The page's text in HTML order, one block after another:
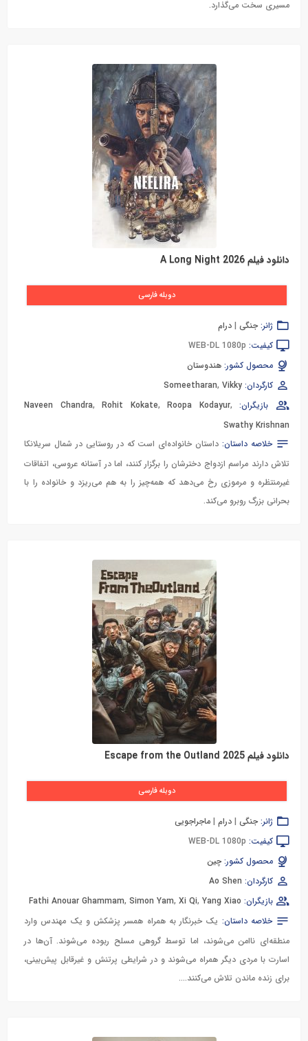
مسیری سخت می‌گذارد.
دانلود فیلم A Long Night 2026
دوبله فارسی
ژانر: جنگی | درام
کیفیت: WEB-DL 1080p
محصول کشور: هندوستان
کارگردان:
Someetharan, Vikky
بازیگران:
Naveen Chandra,Rohit Kokate,Roopa Kodayur,
Swathy Krishnan
خلاصه داستان: داستان خانواده‌ای است که در روستایی در شمال سریلانکا
تلاش دارند مراسم ازدواج دخترشان را برگزار کنند، اما در آستانه عروسی، اتفاقات
غیرمنتظره و مرموزی رخ می‌دهد که همه‌چیز را به هم می‌ریزد و خانواده را با
بحرانی بزرگ روبرو می‌کند.
دانلود فیلم Escape from the Outland 2025
دوبله فارسی
ژانر: جنگی | درام | ماجراجویی
کیفیت: WEB-DL 1080p
محصول کشور: چین
کارگردان: Ao Shen
بازیگران:
Fathi Anouar Ghammam, Simon Yam, Xi Qi, Yang Xiao
خلاصه داستان: یک خبرنگار به همراه همسر پزشکش و یک مهندس وارد
منطقه‌ای ناامن می‌شوند، اما توسط گروهی مسلح ربوده می‌شوند. آن‌ها در
اسارت با مردی دیگر همراه می‌شوند و در شرایطی پرتنش و غیرقابل پیش‌بینی،
برای زنده ماندن تلاش می‌کنند....